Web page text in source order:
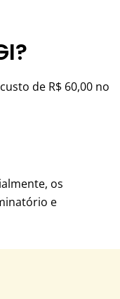
de R$ 60,00 no
os
e